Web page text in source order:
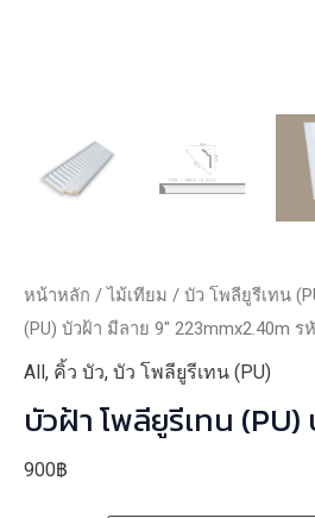
หน้าหลัก /ไม้เทียม / บัว โพลียูรีเทน
(PU) บัวฝ้า มีลาย 9″ 223mmx2.40m ร
All, คิ้ว บัว, บัว โพลียูรีเทน (PU)
บัวฝ้า โพลียูรีเทน (PU)
223mmx2.40m รหัส
233
900฿